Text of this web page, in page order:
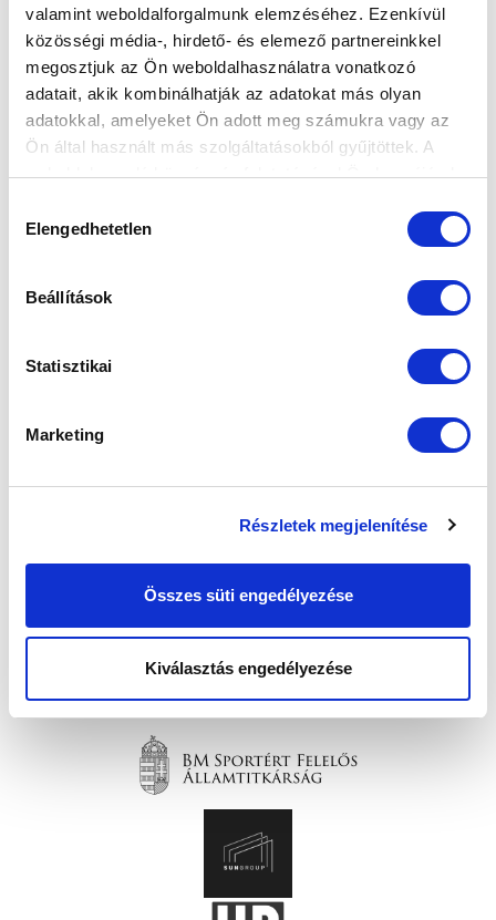
valamint weboldalforgalmunk elemzéséhez. Ezenkívül
közösségi média-, hirdető- és elemező partnereinkkel
megosztjuk az Ön weboldalhasználatra vonatkozó
adatait, akik kombinálhatják az adatokat más olyan
adatokkal, amelyeket Ön adott meg számukra vagy az
Ön által használt más szolgáltatásokból gyűjtöttek. A
weboldalon való böngészés folytatásával Ön hozzájárul a
kiválasztása
Elengedhetetlen
Beállítások
Statisztikai
Marketing
Részletek megjelenítése
Összes süti engedélyezése
Kiválasztás engedélyezése
FELIRATKOZOM